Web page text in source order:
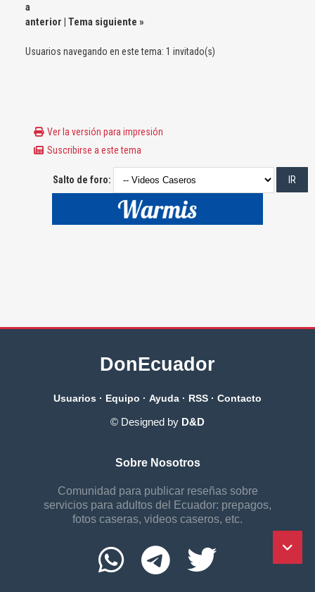
a
anterior | Tema siguiente »
Usuarios navegando en este tema: 1 invitado(s)
Ver la versión para impresión
Suscribirse a este tema
Salto de foro:
DonEcuador
Usuarios · Equipo · Ayuda · RSS · Contacto
© Designed by D&D
Sobre Nosotros
Comunidad para publicar reseñas sobre
servicios para adultos del Ecuador: prepagos,
fotos caseras, videos caseros, etc.